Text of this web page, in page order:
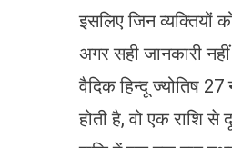
इसलिए जिन व्यक्तियों
अगर सही जानकारी
वैदिक हिन्दू ज्योतिष
होती है, वो एक राशि से